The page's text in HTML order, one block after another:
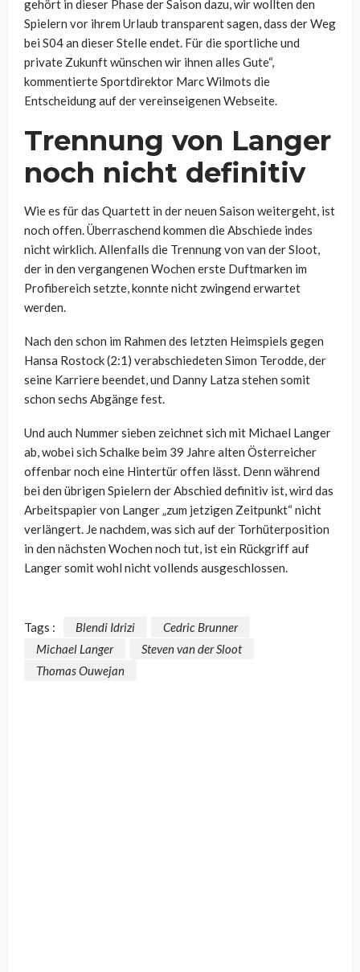
gehört in dieser Phase der Saison dazu, wir wollten den
Spielern vor ihrem Urlaub transparent sagen, dass der Weg
bei S04 an dieser Stelle endet. Für die sportliche und
private Zukunft wünschen wir ihnen alles Gute“,
kommentierte Sportdirektor Marc Wilmots die
Entscheidung auf der vereinseigenen Webseite.
Trennung von Langer
noch nicht definitiv
Wie es für das Quartett in der neuen Saison weitergeht, ist
noch offen. Überraschend kommen die Abschiede indes
nicht wirklich. Allenfalls die Trennung von van der Sloot,
der in den vergangenen Wochen erste Duftmarken im
Profibereich setzte, konnte nicht zwingend erwartet
werden.
Nach den schon im Rahmen des letzten Heimspiels gegen
Hansa Rostock (2:1) verabschiedeten Simon Terodde, der
seine Karriere beendet, und Danny Latza stehen somit
schon sechs Abgänge fest.
Und auch Nummer sieben zeichnet sich mit Michael Langer
ab, wobei sich Schalke beim 39 Jahre alten Österreicher
offenbar noch eine Hintertür offen lässt. Denn während
bei den übrigen Spielern der Abschied definitiv ist, wird das
Arbeitspapier von Langer „zum jetzigen Zeitpunkt“ nicht
verlängert. Je nachdem, was sich auf der Torhüterposition
in den nächsten Wochen noch tut, ist ein Rückgriff auf
Langer somit wohl nicht vollends ausgeschlossen.
Tags : Blendi Idrizi
Cedric Brunner
Michael Langer
Steven van der Sloot
Thomas Ouwejan